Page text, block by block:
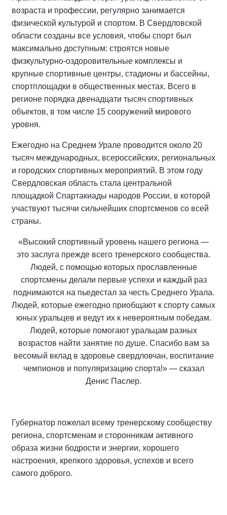
возраста и профессии, регулярно занимается
физической культурой и спортом. В Свердловской
области созданы все условия, чтобы спорт был
максимально доступным: строятся новые
физкультурно-оздоровительные комплексы и
крупные спортивные центры, стадионы и бассейны,
спортплощадки в общественных местах. Всего в
регионе порядка двенадцати тысяч спортивных
объектов, в том числе 15 сооружений мирового
уровня.
Ежегодно на Среднем Урале проводится около 20
тысяч международных, всероссийских, региональных
и городских спортивных мероприятий. В этом году
Свердловская область стала центральной
площадкой Спартакиады народов России, в которой
участвуют тысячи сильнейших спортсменов со всей
страны.
«Высокий спортивный уровень нашего региона —
это заслуга прежде всего тренерского сообщества.
Людей, с помощью которых прославленные
спортсмены делали первые успехи и каждый раз
поднимаются на пьедестал за честь Среднего Урала.
Людей, которые ежегодно приобщают к спорту самых
юных уральцев и ведут их к невероятным победам.
Людей, которые помогают уральцам разных
возрастов найти занятие по душе. Спасибо вам за
весомый вклад в здоровье свердловчан, воспитание
чемпионов и популяризацию спорта!» — сказал
Денис Паслер.
Губернатор пожелал всему тренерскому сообществу
региона, спортсменам и сторонникам активного
образа жизни бодрости и энергии, хорошего
настроения, крепкого здоровья, успехов и всего
самого доброго.